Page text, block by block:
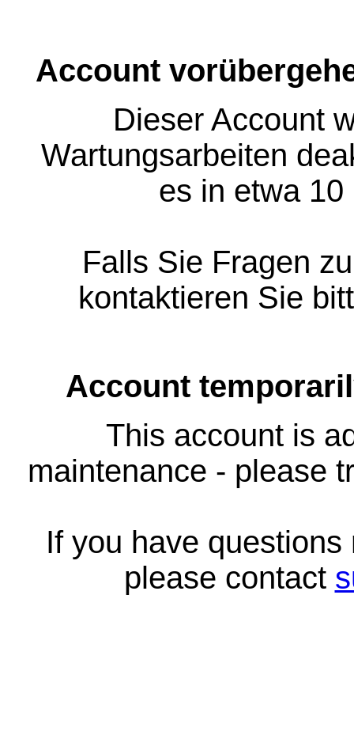
Account
Dieser Account
Wartungsarbeiten
es in etwa
Falls Sie Fragen
kontaktieren Sie
Account
This account is
maintenance - please
If you have
please contact